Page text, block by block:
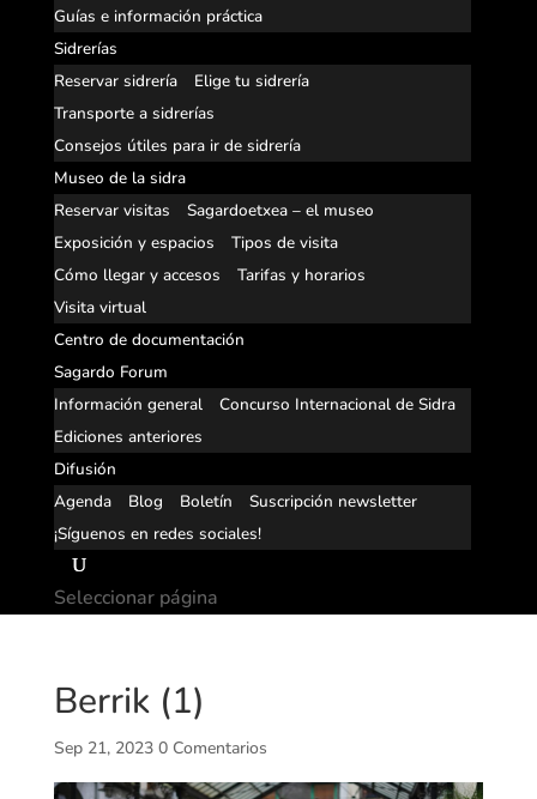
Guías e información práctica
Sidrerías
Reservar sidrería
Elige tu sidrería
Transporte a sidrerías
Consejos útiles para ir de sidrería
Museo de la sidra
Reservar visitas
Sagardoetxea – el museo
Exposición y espacios
Tipos de visita
Cómo llegar y accesos
Tarifas y horarios
Visita virtual
Centro de documentación
Sagardo Forum
Información general
Concurso Internacional de Sidra
Ediciones anteriores
Difusión
Agenda
Blog Boletín
Suscripción newsletter
¡Síguenos en redes sociales!
Seleccionar página
Berrik (1)
Sep 21, 2023 0 Comentarios